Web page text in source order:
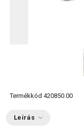
Termékkód 420850.00
Leírás